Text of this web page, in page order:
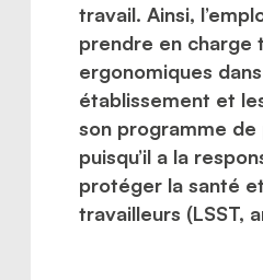
travail. Ainsi,
prendre en charge
ergonomiques
établissement et
son programme
puisqu’il a la
protéger la santé
travailleurs (LSST,